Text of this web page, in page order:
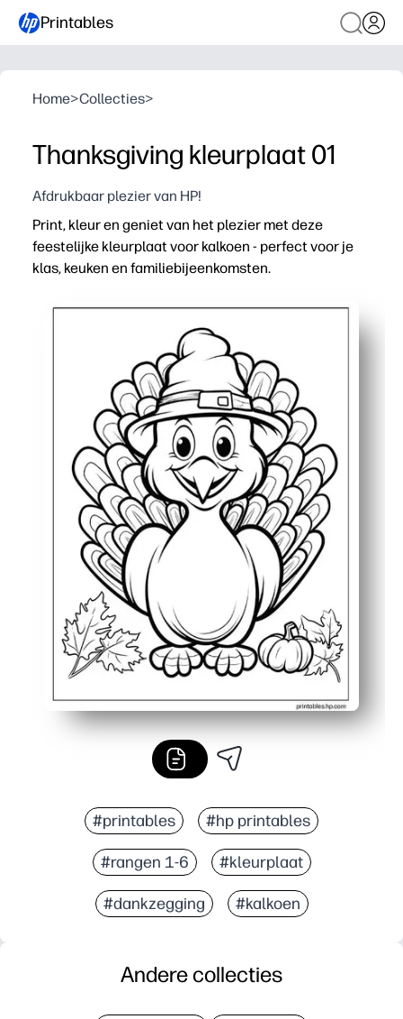
Printables
Home>Collecties>
Thanksgiving kleurplaat 01
Afdrukbaar plezier van HP!
Print, kleur en geniet van het plezier met deze
feestelijke kleurplaat voor kalkoen - perfect voor je
klas, keuken en familiebijeenkomsten.
Print-and-Go-activiteit: geen instellingen nodig en
Ontwikkelt de fijne motoriek en focus terwijl kinderen
Sparks vakantiegesprekken - gebruik de kalkoen om
Veelzijdig te gebruiken: werk vroeg klaar, rusthoek,
#printables #hp printables
#rangen 1-6 #kleurplaat
#dankzegging #kalkoen
Andere collecties